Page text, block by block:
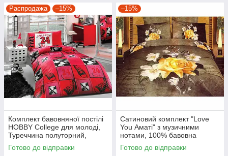
Распродажа –15%
Комплект бавовняної постілі
HOBBY College для молоді,
Туреччина полуторний,
червоний
Готово до відправки
–15%
Сатиновий комплект "Love
You Аматі" з музичними
нотами, 100% бавовна
полуторний
Готово до відправки